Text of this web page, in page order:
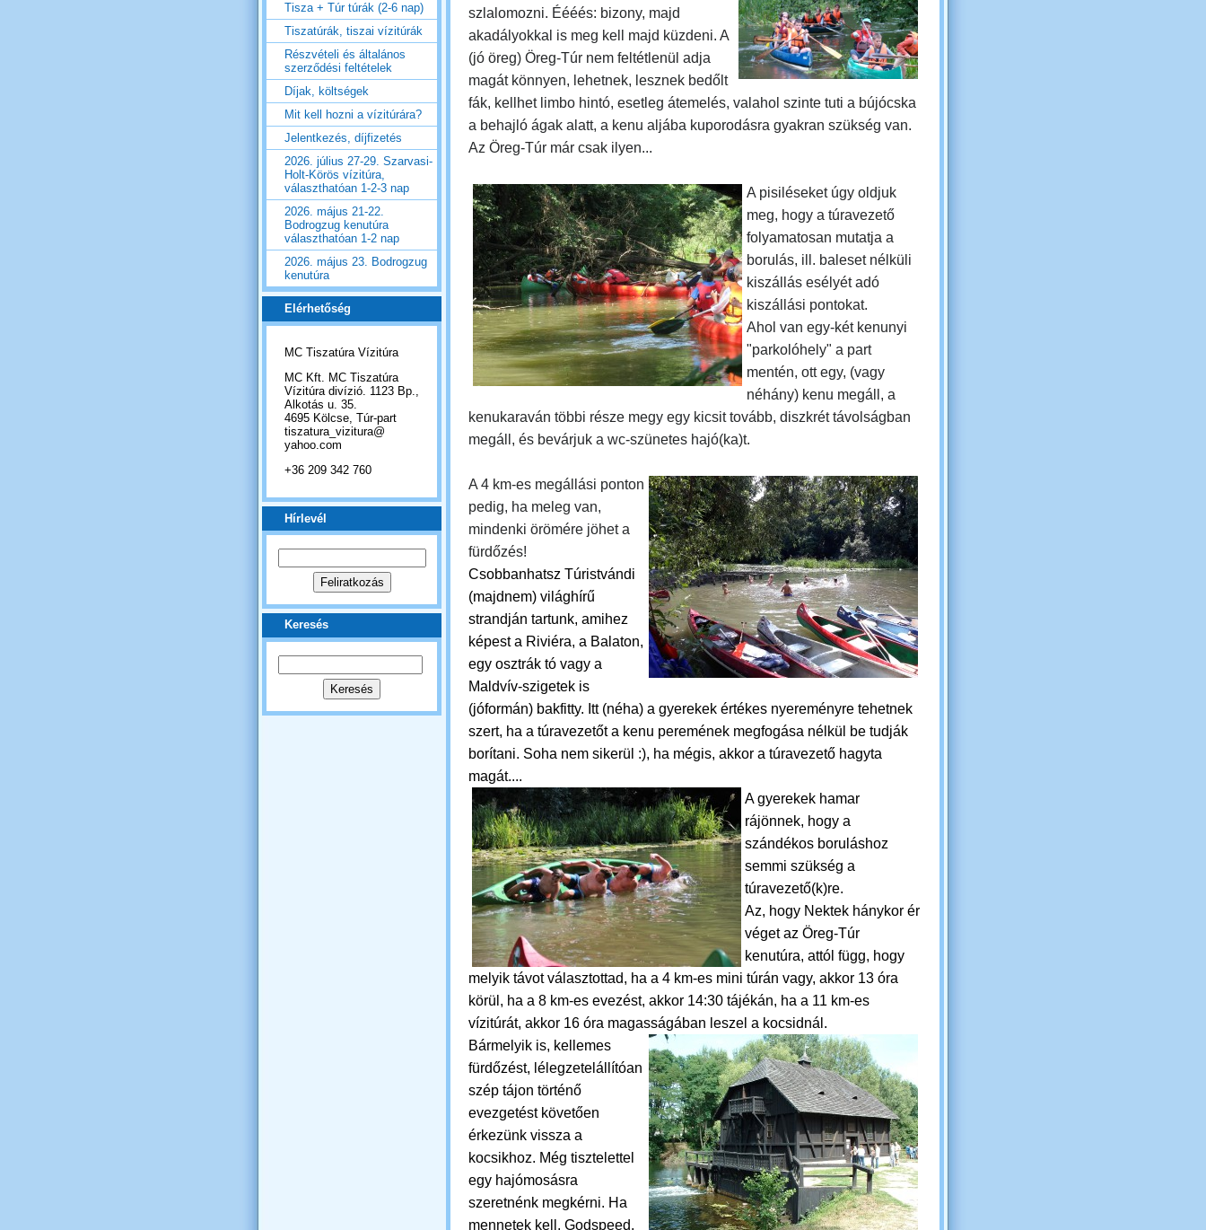
szlalomozni. Éééés: bizony, majd
akadályokkal is meg kell majd küzdeni. A
(jó öreg) Öreg-Túr nem feltétlenül adja
magát könnyen, lehetnek, lesznek bedőlt
fák, kellhet limbo hintó, esetleg átemelés, valahol szinte tuti a bújócska
a behajló ágak alatt, a kenu aljába kuporodásra gyakran szükség van.
Az Öreg-Túr már csak ilyen...
A pisiléseket úgy oldjuk
meg, hogy a túravezető
folyamatosan mutatja a
borulás, ill. baleset nélküli
kiszállás esélyét adó
kiszállási pontokat.
Ahol van egy-két kenunyi
"parkolóhely" a part
mentén, ott egy, (vagy
néhány) kenu megáll, a
kenukaraván többi része megy egy kicsit tovább, diszkrét távolságban
megáll, és bevárjuk a wc-szünetes hajó(ka)t.
A 4 km-es megállási ponton
pedig, ha meleg van,
mindenki örömére jöhet a
fürdőzés!
Csobbanhatsz Túristvándi
(majdnem) világhírű
strandján tartunk, amihez
képest a Riviéra, a Balaton,
egy osztrák tó vagy a
Maldvív-szigetek is
(jóformán) bakfitty. Itt (néha) a gyerekek értékes nyereményre tehetnek
szert, ha a túravezetőt a kenu peremének megfogása nélkül be tudják
borítani. Soha nem sikerül :), ha mégis, akkor a túravezető hagyta
magát....
A gyerekek hamar
rájönnek, hogy a
szándékos boruláshoz
semmi szükség a
túravezető(k)re.
Az, hogy Nektek hánykor ér
véget az Öreg-Túr
kenutúra, attól függ, hogy
melyik távot választottad, ha a 4 km-es mini túrán vagy, akkor 13 óra
körül, ha a 8 km-es evezést, akkor 14:30 tájékán, ha a 11 km-es
vízitúrát, akkor 16 óra magasságában leszel a kocsidnál.
Bármelyik is, kellemes
fürdőzést, lélegzetelállítóan
szép tájon történő
evezgetést követően
érkezünk vissza a
kocsikhoz. Még tisztelettel
egy hajómosásra
szeretnénk megkérni. Ha
mennetek kell, Godspeed,
Tisza + Túr túrák (2-6 nap)
Tiszatúrák, tiszai vízitúrák
Részvételi és általános
szerződési feltételek
Díjak, költségek
Mit kell hozni a vízitúrára?
Jelentkezés, díjfizetés
2026. július 27-29. Szarvasi-
Holt-Körös vízitúra,
választhatóan 1-2-3 nap
2026. május 21-22.
Bodrogzug kenutúra
választhatóan 1-2 nap
2026. május 23. Bodrogzug
kenutúra
Elérhetőség
MC Tiszatúra Vízitúra
MC Kft. MC Tiszatúra
Vízitúra divízió. 1123 Bp.,
Alkotás u. 35.
4695 Kölcse, Túr-part
tiszatura_vizitura@
yahoo.com
+36 209 342 760
Hírlevél
Keresés